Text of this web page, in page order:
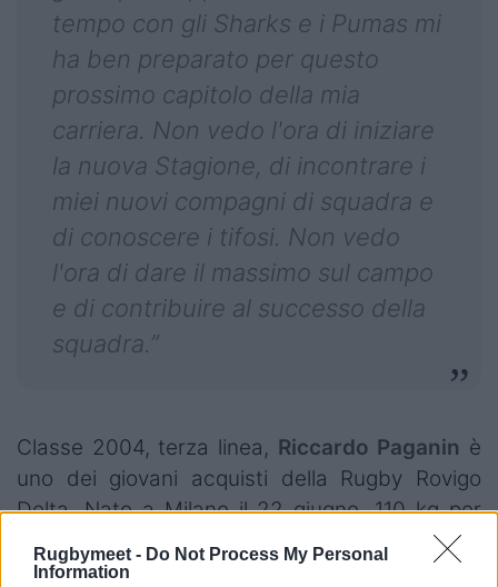
Rugbymeet - Do Not Process My Personal
Information
tempo con gli Sharks e i Pumas mi
ha ben preparato per questo
prossimo capitolo della mia
carriera. Non vedo l'ora di iniziare
la nuova Stagione, di incontrare i
miei nuovi compagni di squadra e
di conoscere i tifosi. Non vedo
l'ora di dare il massimo sul campo
e di contribuire al successo della
squadra.”
Classe 2004, terza linea, Riccardo Paganin è
uno dei giovani acquisti della Rugby Rovigo
Delta. Nato a Milano il 22 giugno, 110 kg per
186 cm, Paganin ha sempre indossato i colori
rossoblù fin da piccolo, con la squadra che lo